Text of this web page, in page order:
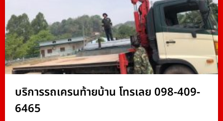
บริการรถเครนท้ายบ้าน โทรเลย 098-409-
6465